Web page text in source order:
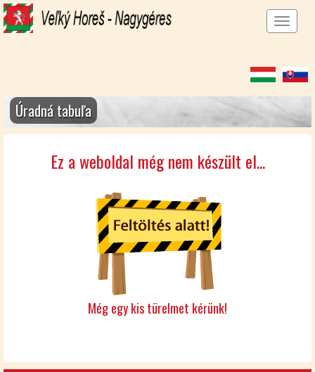
Úradná tabuľa
Ez a weboldal még nem készült el...
Még egy kis türelmet kérünk!